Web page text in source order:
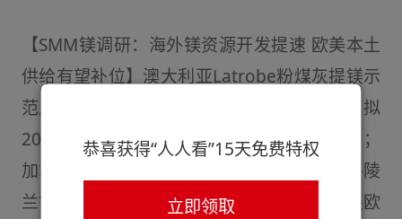
【SMM镁调研：海外镁资源开发提速 欧美本土
供给有望补位】澳大利亚Latrobe粉煤灰提镁示
范厂建设完成33%，产能全部锁定美国市场，拟
2026年下半年产镁，填补美国无原生镁短板；
加拿大Greenland获700万加元资助，推进格陵
兰钼矿盐水提镁试验，已获镁开采许可，拓展欧
恭喜获得“人人看”15天免费特权
立即领取